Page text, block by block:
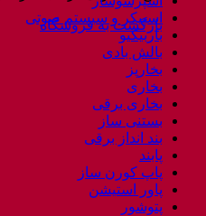
بازگشت به فروشگاه
اسپیکر و سیستم صوتی
باربیکیو
بالش بادی
بخارپز
بخاری
بخاری برقی
بستنی ساز
بند انداز برقی
پابند
پاپ کورن ساز
پاور استیشن
پتوشور